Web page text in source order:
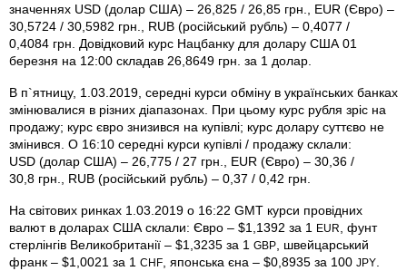
значеннях USD (долар США) – 26,825 / 26,85 грн., EUR (Євро) –
30,5724 / 30,5982 грн., RUB (російський рубль) – 0,4077 /
0,4084 грн. Довідковий курс Нацбанку для долару США 01
березня на 12:00 складав 26,8649 грн. за 1 долар.
В п`ятницу, 1.03.2019, середні курси обміну в українських банках
змінювалися в різних діапазонах. При цьому курс рубля зріс на
продажу; курс євро знизився на купівлі; курс долару суттєво не
змінився. О 16:10 середні курси купівлі / продажу склали:
USD (долар США) – 26,775 / 27 грн., EUR (Євро) – 30,36 /
30,8 грн., RUB (російський рубль) – 0,37 / 0,42 грн.
На світових ринках 1.03.2019 о 16:22 GMT курси провідних
валют в доларах США склали: Євро – $1,1392 за 1 EUR
, фунт
стерлінгів Велико­британії – $1,3235 за 1 GBP , швейцарський
франк – $1,0021 за 1 CHF , японська єна – $0,8935 за 100 JPY